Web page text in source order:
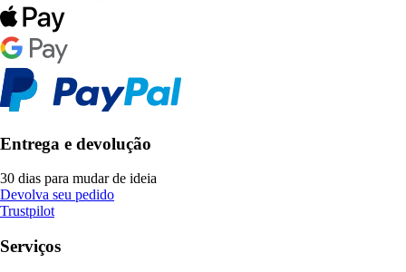
Entrega e devolução
30 dias para mudar de ideia
Devolva seu pedido
Trustpilot
Serviços